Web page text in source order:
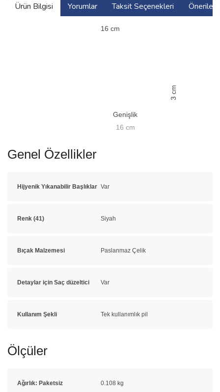
Ürün Bilgisi Yorumlar Taksit Seçenekleri
16 cm
3
cm
Genişlik
16 cm
Genel Özellikler
Hijyenik Yıkanabilir Başlıklar Var
Renk (41) Siyah
Bıçak Malzemesi Paslanmaz Çelik
Detaylar için Saç düzeltici Var
Kullanım Şekli Tek kullanımlık pil
Ölçüler
Ağırlık: Paketsiz 0.108 kg